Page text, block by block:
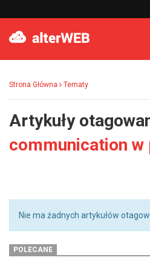
Strona Główna Tematy
Artykuły
communication w
Nie ma żadnych artykułów
POLECANE